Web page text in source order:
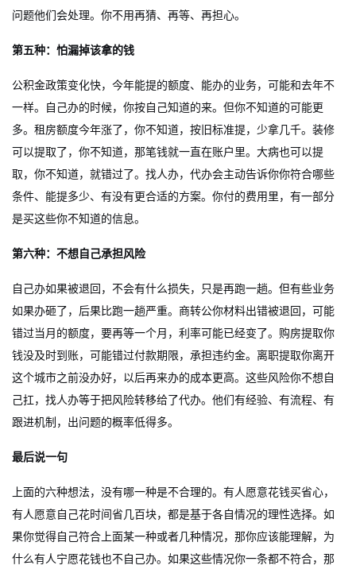
问题他们会处理。你不用再猜、再等、再担心。
第五种：怕漏掉该拿的钱
公积金政策变化快，今年能提的额度、能办的业务，可能和去年不
一样。自己办的时候，你按自己知道的来。但你不知道的可能更
多。租房额度今年涨了，你不知道，按旧标准提，少拿几千。装修
可以提取了，你不知道，那笔钱就一直在账户里。大病也可以提
取，你不知道，就错过了。找人办，代办会主动告诉你你符合哪些
条件、能提多少、有没有更合适的方案。你付的费用里，有一部分
是买这些你不知道的信息。
第六种：不想自己承担风险
自己办如果被退回，不会有什么损失，只是再跑一趟。但有些业务
如果办砸了，后果比跑一趟严重。商转公你材料出错被退回，可能
错过当月的额度，要再等一个月，利率可能已经变了。购房提取你
钱没及时到账，可能错过付款期限，承担违约金。离职提取你离开
这个城市之前没办好，以后再来办的成本更高。这些风险你不想自
己扛，找人办等于把风险转移给了代办。他们有经验、有流程、有
跟进机制，出问题的概率低得多。
最后说一句
上面的六种想法，没有哪一种是不合理的。有人愿意花钱买省心，
有人愿意自己花时间省几百块，都是基于各自情况的理性选择。如
果你觉得自己符合上面某一种或者几种情况，那你应该能理解，为
什么有人宁愿花钱也不自己办。如果这些情况你一条都不符合，那